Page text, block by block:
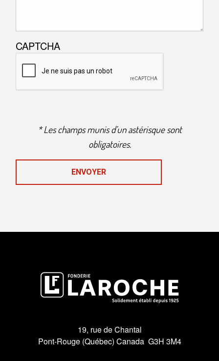
CAPTCHA
* Les champs munis d’un astérisque sont
obligatoires.
19, rue de Chantal
Pont-Rouge (Québec) Canada G3H 3M4